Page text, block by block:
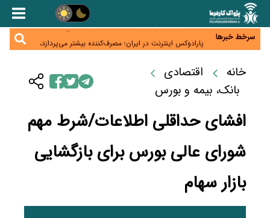
سرخط خبرها
زائران اربعین نگران ارز باقی‌مانده نباشند؛ خرید دینار در
جنگ کریدورها وارد فاز جدید شد؛ سرمایه‌گذاری ۳۴۵
میلیارد دلاری اوراسیا تا ۲۰۳۵
پارادوکس اینترنت در ایران؛ مصرف‌کننده بیشتر می‌پردازد،
شبکه کمتر توسعه می‌یابد
جدید سیاست‌های مالیاتی در حمایت از تولید
معمای تأمین ۸۰ همت معوقات بازنشستگان؛ بانک رفاه خانه
اقتصادی
بانک، بیمه و بورس
افشای حداقلی اطلاعات/شرط مهم
شورای عالی بورس برای بازگشایی
بازار سهام